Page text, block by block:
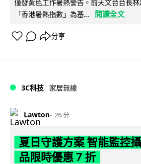
僅發黃色工作暑熱警告。前天文台台長
「香港暑熱指數」為基...
閱讀全文
分享
3C科技 家居無線
Lawton 26 分
夏日守護方案 智能監控
品限時優惠 7 折